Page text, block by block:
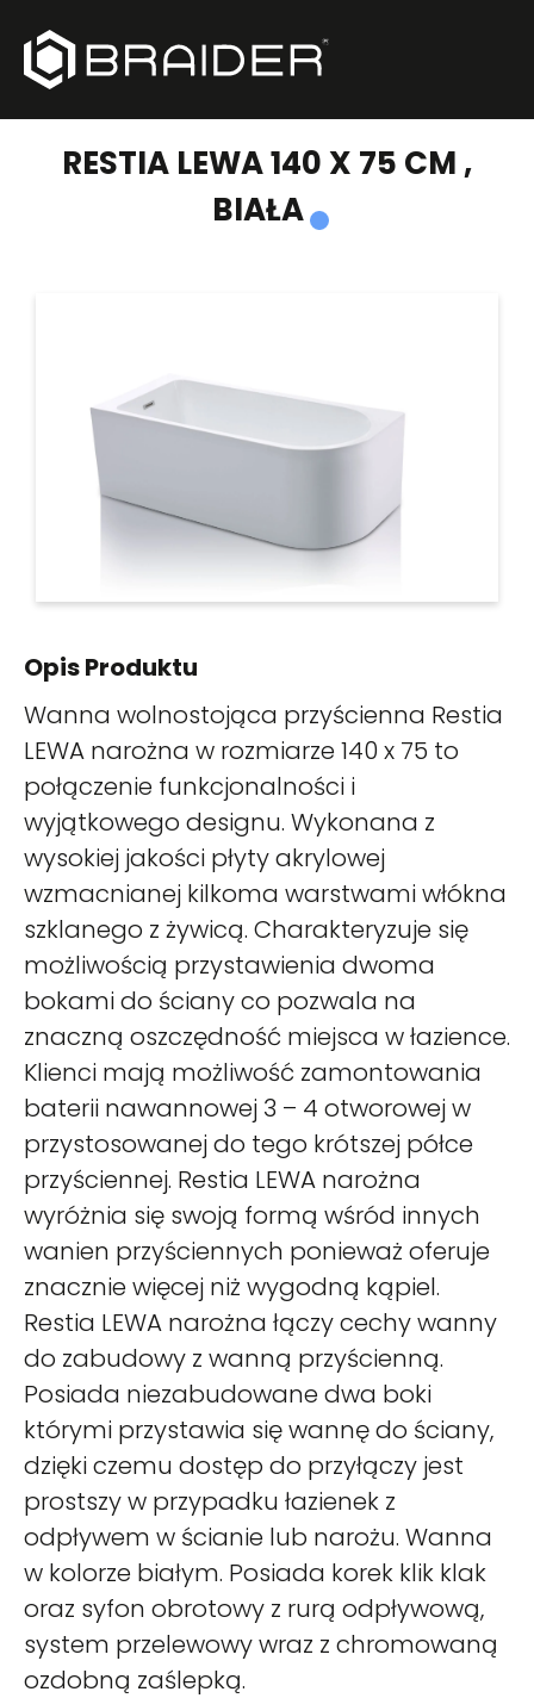
PRODUKTY
RESTIA LEWA 140 X 75 CM ,
BIAŁA
Opis Produktu
Wanna wolnostojąca przyścienna Restia
LEWA narożna w rozmiarze 140 x 75 to
połączenie funkcjonalności i
wyjątkowego designu. Wykonana z
wysokiej jakości płyty akrylowej
wzmacnianej kilkoma warstwami włókna
szklanego z żywicą. Charakteryzuje się
możliwością przystawienia dwoma
bokami do ściany co pozwala na
znaczną oszczędność miejsca w łazience.
Klienci mają możliwość zamontowania
baterii nawannowej 3 – 4 otworowej w
przystosowanej do tego krótszej półce
przyściennej. Restia LEWA narożna
wyróżnia się swoją formą wśród innych
wanien przyściennych ponieważ oferuje
znacznie więcej niż wygodną kąpiel.
Restia LEWA narożna łączy cechy wanny
do zabudowy z wanną przyścienną.
Posiada niezabudowane dwa boki
którymi przystawia się wannę do ściany,
dzięki czemu dostęp do przyłączy jest
prostszy w przypadku łazienek z
odpływem w ścianie lub narożu. Wanna
w kolorze białym. Posiada korek klik klak
oraz syfon obrotowy z rurą odpływową,
system przelewowy wraz z chromowaną
ozdobną zaślepką.